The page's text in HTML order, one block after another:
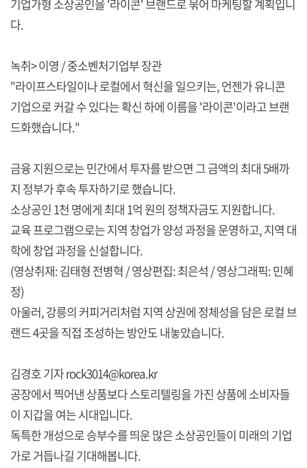
기업가형 소상공인을 '라이콘' 브랜드로 묶어 마케팅할 계획입니
다.
녹취> 이영 / 중소벤처기업부 장관
"라이프스타일이나 로컬에서 혁신을 일으키는, 언젠가 유니콘
기업으로 커갈 수 있다는 확신 하에 이름을 '라이콘'이라고 브랜
드화했습니다."
금융 지원으로는 민간에서 투자를 받으면 그 금액의 최대 5배까
지 정부가 후속 투자하기로 했습니다.
소상공인 1천 명에게 최대 1억 원의 정책자금도 지원합니다.
교육 프로그램으로는 지역 창업가 양성 과정을 운영하고, 지역 대
학에 창업 과정을 신설합니다.
(영상취재: 김태형 전병혁 / 영상편집: 최은석 / 영상그래픽: 민혜
정)
아울러, 강릉의 커피거리처럼 지역 상권에 정체성을 담은 로컬 브
랜드 4곳을 직접 조성하는 방안도 내놓았습니다.
김경호 기자 rock3014@korea.kr
공장에서 찍어낸 상품보다 스토리텔링을 가진 상품에 소비자들
이 지갑을 여는 시대입니다.
독특한 개성으로 승부수를 띄운 많은 소상공인들이 미래의 기업
가로 거듭나길 기대해봅니다.